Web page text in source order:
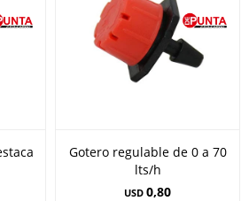
Gotero regulable de 0 a 70
lts/h
USD 0,80